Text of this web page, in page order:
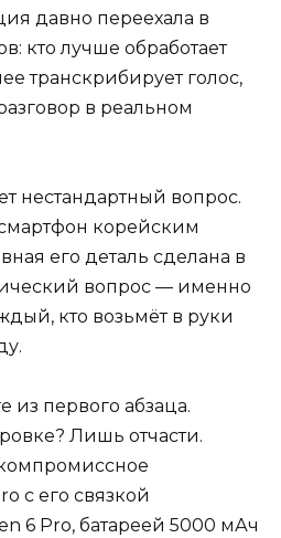
давно переехала в
кто лучше обработает
транскрибирует голос,
в реальном
нестандартный вопрос.
корейским
его деталь сделана в
вопрос — именно
кто возьмёт в руки
из первого абзаца.
Лишь отчасти.
с его связкой
6 Pro, батареей 5000 мАч